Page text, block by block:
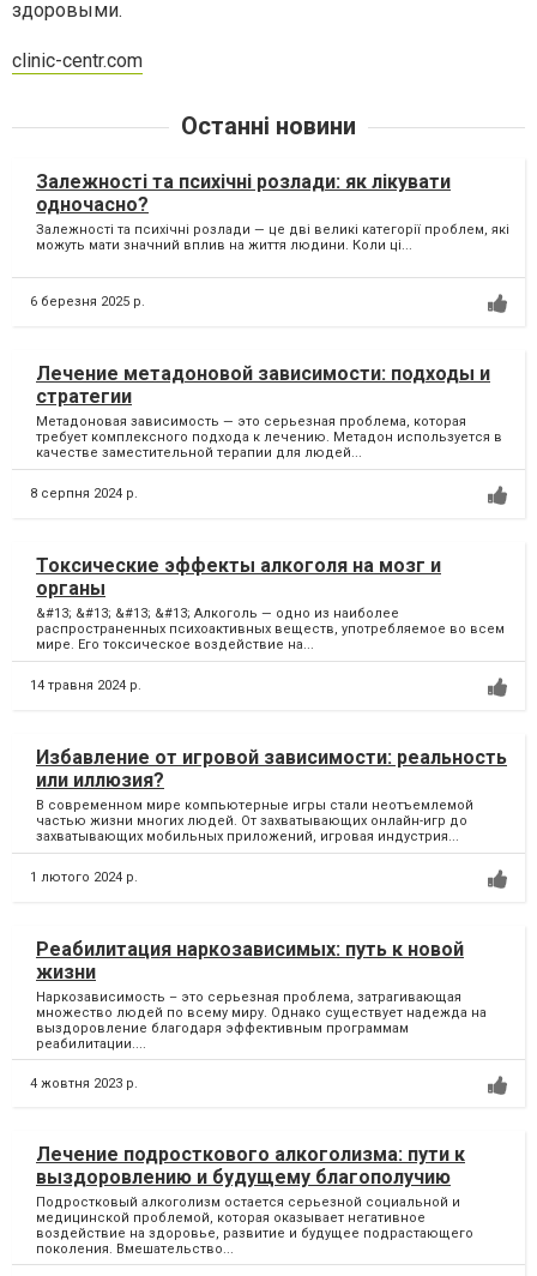
здоровыми.
clinic-centr.com
Останні новини
Залежності та психічні розлади: як лікувати
одночасно?
Залежності та психічні розлади — це дві великі категорії проблем, які
можуть мати значний вплив на життя людини. Коли ці...
6 березня 2025 р.
Лечение метадоновой зависимости: подходы и
стратегии
Метадоновая зависимость — это серьезная проблема, которая
требует комплексного подхода к лечению. Метадон используется в
качестве заместительной терапии для людей...
8 серпня 2024 р.
Токсические эффекты алкоголя на мозг и
органы
&#13; &#13; &#13; &#13; Алкоголь — одно из наиболее
распространенных психоактивных веществ, употребляемое во всем
мире. Его токсическое воздействие на...
14 травня 2024 р.
Избавление от игровой зависимости: реальность
или иллюзия?
В современном мире компьютерные игры стали неотъемлемой
частью жизни многих людей. От захватывающих онлайн-игр до
захватывающих мобильных приложений, игровая индустрия...
1 лютого 2024 р.
Реабилитация наркозависимых: путь к новой
жизни
Наркозависимость – это серьезная проблема, затрагивающая
множество людей по всему миру. Однако существует надежда на
выздоровление благодаря эффективным программам
реабилитации....
4 жовтня 2023 р.
Лечение подросткового алкоголизма: пути к
выздоровлению и будущему благополучию
Подростковый алкоголизм остается серьезной социальной и
медицинской проблемой, которая оказывает негативное
воздействие на здоровье, развитие и будущее подрастающего
поколения. Вмешательство...